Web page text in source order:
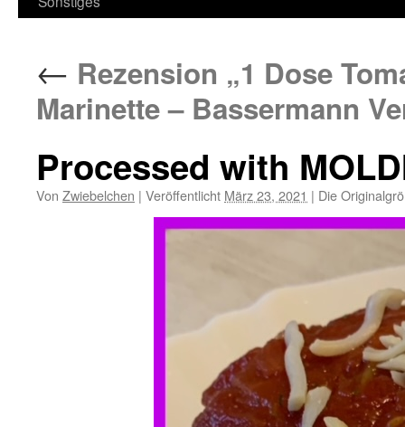
← Rezension „1 Dose
Marinette – Bassermann
Processed with
Von Zwiebelchen | Veröffentlicht März 23, 2021 | Die